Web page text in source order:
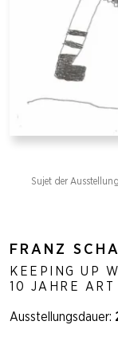
Sujet der
FRANZ
KEEPING UP
10 JAHRE
Ausstellungsdauer: